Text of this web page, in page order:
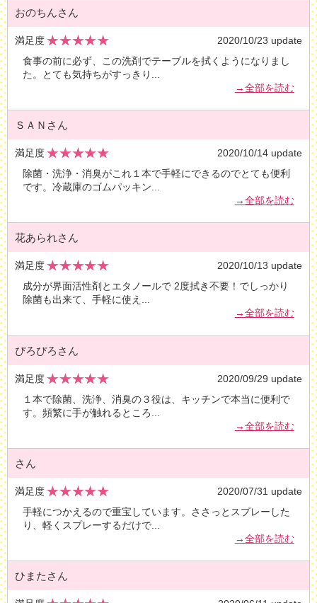
おのちんさん
満足度
2020/10/23 update
食事の前に必ず、この洗剤でテーブルを拭くようになりまし
た。とても気持ちがすっきり
→全部を読む
ＳＡＮさん
満足度
2020/10/14 update
除菌・洗浄・消臭がこれ１本で手軽にできるのでとても便利
です。冷蔵庫のゴムパッキン
→全部を読む
花あられさん
満足度
2020/10/13 update
成分が界面活性剤とエタノールで 2度拭き不要！でしっかり
除菌も出来て、手軽に使え ...
→全部を読む
ぴろぴろさん
満足度
2020/09/29 update
１本で除菌、洗浄、消臭の３役は、キッチンで本当に便利で
す。頻繁に手が触れるところ
→全部を読む
さん
満足度
2020/07/31 update
手軽につかえるので重宝しています。ささっとスプレーした
り、軽くスプレーするだけで
→全部を読む
ひまたさん